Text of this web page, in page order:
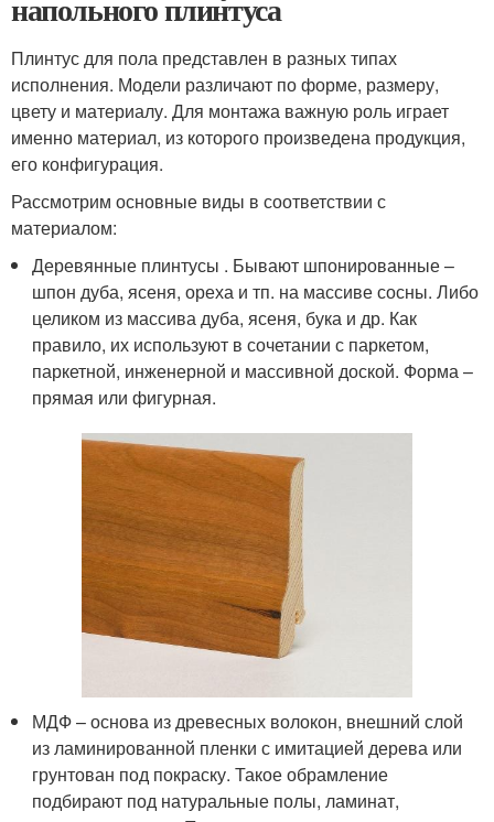
напольного плинтуса
Плинтус для пола представлен в разных типах
исполнения. Модели различают по форме, размеру,
цвету и материалу. Для монтажа важную роль играет
именно материал, из которого произведена продукция,
его конфигурация.
Рассмотрим основные виды в соответствии с
материалом:
Деревянные плинтусы . Бывают шпонированные –
шпон дуба, ясеня, ореха и тп. на массиве сосны. Либо
целиком из массива дуба, ясеня, бука и др. Как
правило, их используют в сочетании с паркетом,
паркетной, инженерной и массивной доской. Форма –
прямая или фигурная.
МДФ – основа из древесных волокон, внешний слой
из ламинированной пленки с имитацией дерева или
грунтован под покраску. Такое обрамление
подбирают под натуральные полы, ламинат,